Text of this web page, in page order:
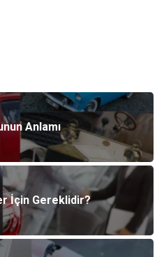
Anlamı
İçin Gereklidir?